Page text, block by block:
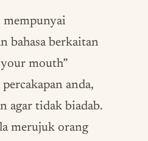
mempunyai
bahasa berkaitan
mouth”
anda,
agar tidak biadab.
merujuk orang